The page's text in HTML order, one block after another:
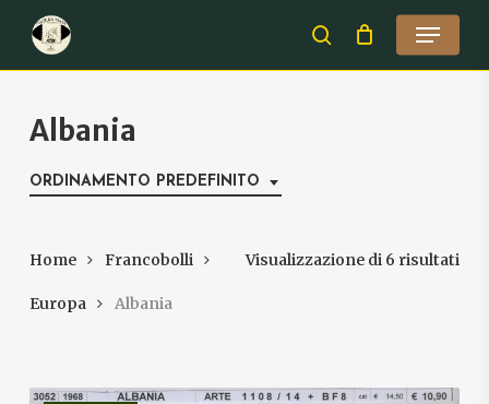
main
search
Menu
Albania
ORDINAMENTO PREDEFINITO
Visualizzazione di 6 risultati
Home Francobolli
Europa Albania
Close